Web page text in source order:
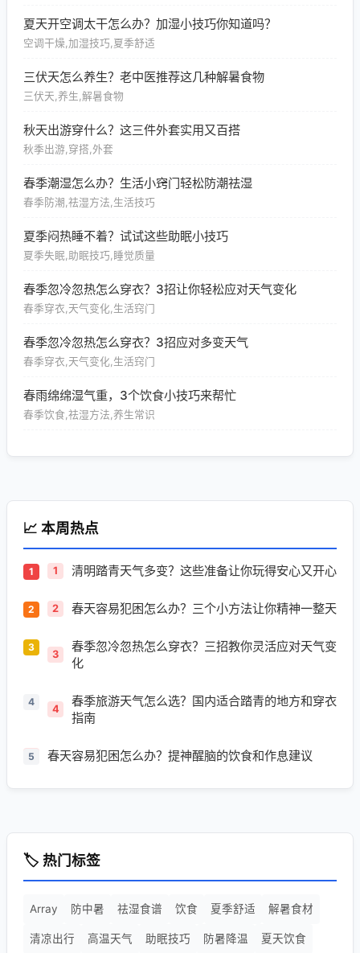
夏天开空调太干怎么办？加湿小技巧你知道吗？
空调干燥,加湿技巧,夏季舒适
三伏天怎么养生？老中医推荐这几种解暑食物
三伏天,养生,解暑食物
秋天出游穿什么？这三件外套实用又百搭
秋季出游,穿搭,外套
春季潮湿怎么办？生活小窍门轻松防潮祛湿
春季防潮,祛湿方法,生活技巧
夏季闷热睡不着？试试这些助眠小技巧
夏季失眠,助眠技巧,睡觉质量
春季忽冷忽热怎么穿衣？3招让你轻松应对天气变化
春季穿衣,天气变化,生活窍门
春季忽冷忽热怎么穿衣？3招应对多变天气
春季穿衣,天气变化,生活窍门
春雨绵绵湿气重，3个饮食小技巧来帮忙
春季饮食,祛湿方法,养生常识
📈 本周热点
1 清明踏青天气多变？这些准备让你玩得安心又开心
2 春天容易犯困怎么办？三个小方法让你精神一整天
3
春季忽冷忽热怎么穿衣？三招教你灵活应对天气变
化
4
春季旅游天气怎么选？国内适合踏青的地方和穿衣
指南
5 春天容易犯困怎么办？提神醒脑的饮食和作息建议
🏷️ 热门标签
Array 防中暑 祛湿食谱 饮食 夏季舒适 解暑食材
清凉出行 高温天气 助眠技巧 防暑降温 夏天饮食